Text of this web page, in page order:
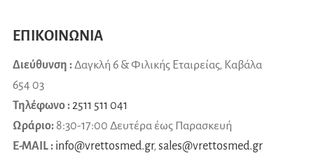
ΕΠΙΚΟΙΝΩΝΙΑ
Διεύθυνση :Δαγκλή 6 & Φιλικής Εταιρείας, Καβάλα
654 03
Τηλέφωνο :2511 511 041
Ωράριο: 8:30-17:00 Δευτέρα έως Παρασκευή
E-MAIL : info@vrettosmed.gr, sales@vrettosmed.gr